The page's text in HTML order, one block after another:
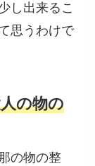
し出来るこ
思うわけで
の物の
の物の整